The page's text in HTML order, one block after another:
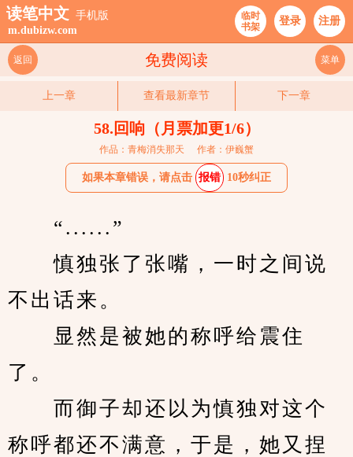
读笔中文 手机版
m.dubizw.com
临时
书架
登录 注册
免费阅读
返回 菜单
上一章 查看最新章节 下一章
58.回响（月票加更1/6）
作品：青梅消失那天 作者：伊巍蟹
如果本章错误，请点击 报错 10秒纠正
“......”
慎独张了张嘴，一时之间说
不出话来。
显然是被她的称呼给震住
了。
而御子却还以为慎独对这个
称呼都还不满意，于是，她又捏